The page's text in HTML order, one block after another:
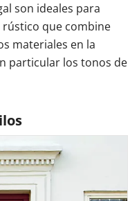
son ideales para
que combine
materiales en la
particular los tonos de